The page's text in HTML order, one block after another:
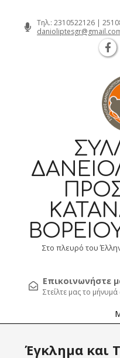
Τηλ.: 2310522126 |
Στο πλευρό του
Επικοινωνήστε
Στείλτε μας το
Navigation
Έγκλημα και